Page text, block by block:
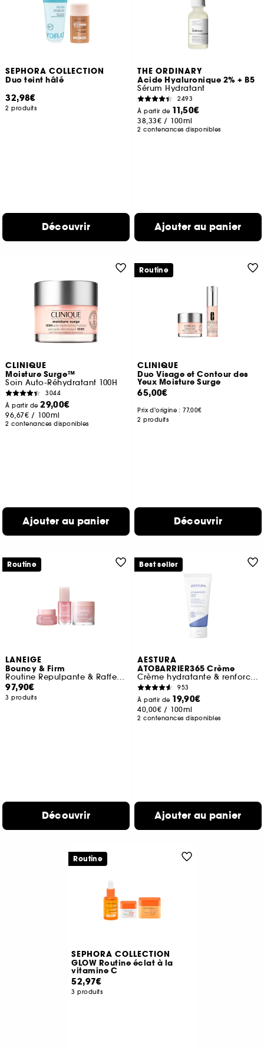
SEPHORA COLLECTION
Duo teint hâlé
32,98€
2 produits
Découvrir
THE ORDINARY
Acide Hyaluronique 2% + B5
Sérum Hydratant
2493
À partir de 11,50€
38,33€ / 100ml
2 contenances disponibles
Ajouter au panier
CLINIQUE
Moisture Surge™
Soin Auto-Réhydratant 100H
3044
À partir de29,00€
96,67€ / 100ml
2 contenances disponibles
Ajouter au panier
CLINIQUE
Duo Visage et Contour des
Yeux Moisture Surge
65,00€
Prix d'origine :77,00€
2 produits
Découvrir
Routine
LANEIGE
Bouncy & Firm
Routine Repulpante & Raffermissante
97,90€
3 produits
Découvrir
Routine
AESTURA
ATOBARRIER365 Crème
Crème hydratante & renforcant la barrière cutanée
953
À partir de 19,90€
40,00€ / 100ml
2 contenances disponibles
Ajouter au panier
Best seller
SEPHORA COLLECTION
GLOW Routine éclat à la
vitamine C
52,97€
3 produits
Routine